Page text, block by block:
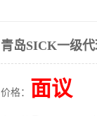
青岛SICK一级代
价格： 面议